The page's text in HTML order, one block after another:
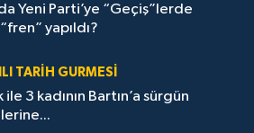
Yeni Parti’ye “Geçiş”lerde
yapıldı?
TARIH GURMESI
3 kadının Bartın’a sürgün